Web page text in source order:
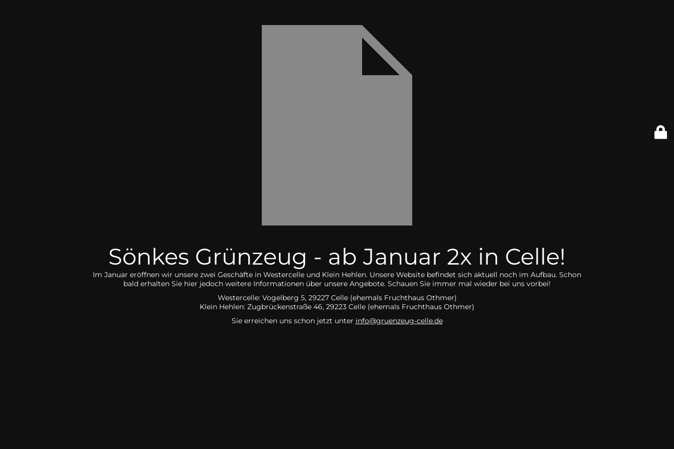
Sönkes Grünzeug - ab Januar 2x in Celle!
Im Januar eröffnen wir unsere zwei Geschäfte in Westercelle und Klein Hehlen. Unsere Website befindet sich aktuell noch im Aufbau. Schon
bald erhalten Sie hier jedoch weitere Informationen über unsere Angebote. Schauen Sie immer mal wieder bei uns vorbei!
Westercelle: Vogelberg 5, 29227 Celle (ehemals Fruchthaus Othmer)
Klein Hehlen: Zugbrückenstraße 46, 29223 Celle (ehemals Fruchthaus Othmer)
Sie erreichen uns schon jetzt unter info@gruenzeug-celle.de